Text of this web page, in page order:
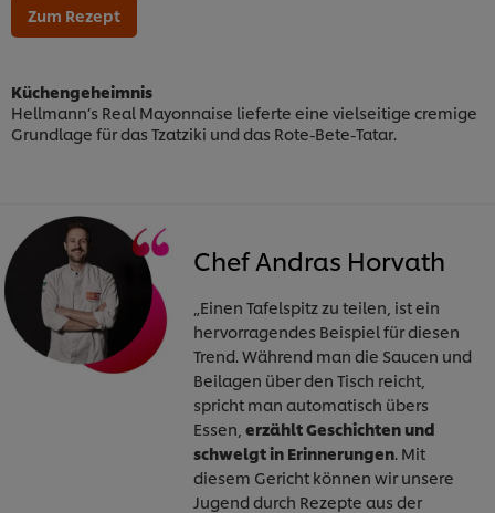
Zum Rezept
Küchengeheimnis
Hellmann’s Real Mayonnaise lieferte eine vielseitige cremige
Grundlage für das Tzatziki und das Rote-Bete-Tatar.
Chef Andras Horvath
„Einen Tafelspitz zu teilen, ist ein
hervorragendes Beispiel für diesen
Trend. Während man die Saucen und
Beilagen über den Tisch reicht,
spricht man automatisch übers
Essen, erzählt Geschichten und
schwelgt in Erinnerungen. Mit
diesem Gericht können wir unsere
Jugend durch Rezepte aus der